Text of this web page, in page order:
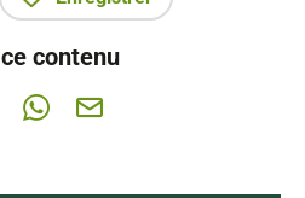
contenu
Facebook (nouvelle fenêtre)
sur X / Twitter (nouvelle
Partager sur WhatsApp
Partager par mail